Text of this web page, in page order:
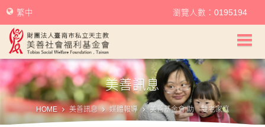
美善社會福利基金會首頁
關於美善
美善服務
繁中 瀏覽人數：0195194
美善訊息
HOME 美善訊息 媒體報導 美善基金會 助 雙老家庭